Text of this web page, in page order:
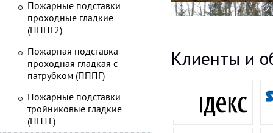
Клиенты и
Пожарные подставки
проходные гладкие
(ПППГ2)
Пожарная подставка
проходная гладкая с
патрубком (ПППГ)
Пожарные подставки
тройниковые гладкие
(ППТГ)